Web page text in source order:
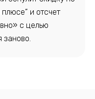
и отсчет
с целью
заново.